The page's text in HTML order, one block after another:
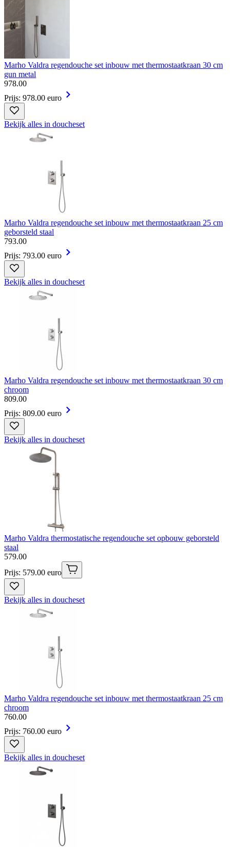
Marho Valdra regendouche set inbouw met thermostaatkraan 30 cm
gun metal
978.00
Prijs: 978.00 euro
Bekijk alles in doucheset
Marho Valdra regendouche set inbouw met thermostaatkraan 25 cm
geborsteld staal
793.00
Prijs: 793.00 euro
Bekijk alles in doucheset
Marho Valdra regendouche set inbouw met thermostaatkraan 30 cm
chroom
809.00
Prijs: 809.00 euro
Bekijk alles in doucheset
Marho Valdra thermostatische regendouche set opbouw geborsteld
staal
579.00
Prijs: 579.00 euro
Bekijk alles in doucheset
Marho Valdra regendouche set inbouw met thermostaatkraan 25 cm
chroom
760.00
Prijs: 760.00 euro
Bekijk alles in doucheset